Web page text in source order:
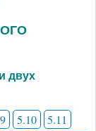
двух
5.10
5.11